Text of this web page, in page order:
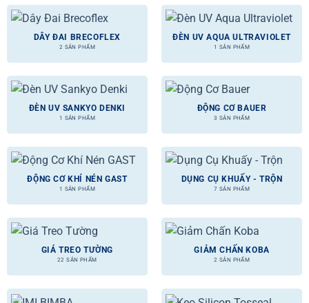
DÂY ĐAI BRECOFLEX
2 SẢN PHẨM
ĐÈN UV AQUA ULTRAVIOLET
1 SẢN PHẨM
ĐÈN UV SANKYO DENKI
1 SẢN PHẨM
ĐỘNG CƠ BAUER
3 SẢN PHẨM
ĐỘNG CƠ KHÍ NÉN GAST
1 SẢN PHẨM
DỤNG CỤ KHUẤY - TRỘN
7 SẢN PHẨM
GIÁ TREO TƯỜNG
22 SẢN PHẨM
GIẢM CHẤN KOBA
2 SẢN PHẨM